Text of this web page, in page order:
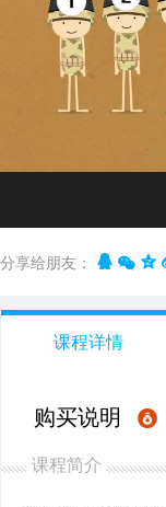
分享给朋友：
课程详情
购买说明
课程简介